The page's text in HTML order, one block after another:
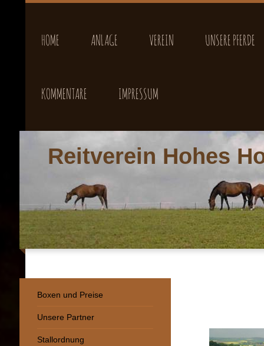
HOME ANLAGE VEREIN UNSERE PFERDE
KOMMENTARE IMPRESSUM
Reitverein Hohes
Boxen und Preise
Unsere Partner
Stallordnung